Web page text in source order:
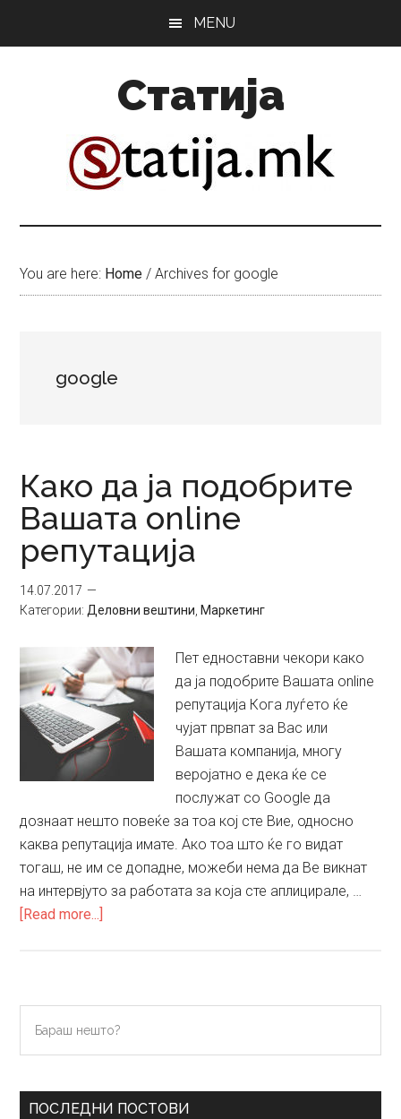
MENU
Статија
You are here: Home / Archives for google
google
Како да ја подобрите
Вашата online
репутација
14.07.2017
Категории: Деловни вештини Маркетинг
Пет едноставни чекори како
да ја подобрите Вашата online
репутација Кога луѓето ќе
чујат првпат за Вас или
Вашата компанија, многу
веројатно е дека ќе се
послужат со Google да
дознаат нешто повеќе за тоа кој сте Вие, односно
каква репутација имате. Ако тоа што ќе го видат
тогаш, не им се допадне, можеби нема да Ве викнат
на интервјуто за работата за која сте аплицирале, …
[Read more...]
подобрите
Вашата
online
Primary
Sidebar
нешто?
ПОСЛЕДНИ ПОСТОВИ